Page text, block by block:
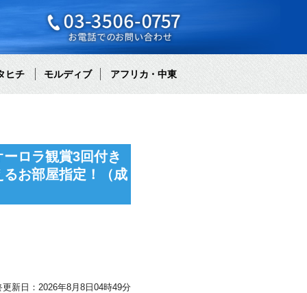
ヒチ モルディブ アフリカ・中東
ロラ観賞3回付き
お部屋指定！（成
更新日：2026年8月8日04時49分